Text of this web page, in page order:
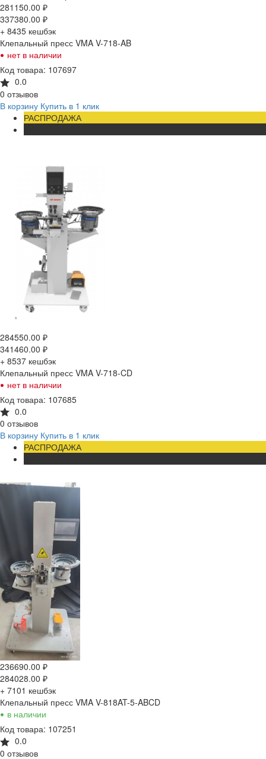
281150.00 ₽
337380.00 ₽
+ 8435 кешбэк
Клепальный пресс VMA V-718-AB
• нет в наличии
Код товара: 107697
0.0
0 отзывов
В корзину Купить в 1 клик
РАСПРОДАЖА
284550.00 ₽
341460.00 ₽
+ 8537 кешбэк
Клепальный пресс VMA V-718-CD
• нет в наличии
Код товара: 107685
0.0
0 отзывов
В корзину Купить в 1 клик
РАСПРОДАЖА
236690.00 ₽
284028.00 ₽
+ 7101 кешбэк
Клепальный пресс VMA V-818AT-5-ABCD
• в наличии
Код товара: 107251
0.0
0 отзывов